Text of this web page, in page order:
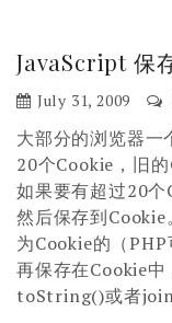
JavaScript 保
July 31, 2009
大部分的浏览器一
20个Cookie，旧
如果要有超过20
然后保存到
为Cookie的（
再保存在Cookie
toString()或者join